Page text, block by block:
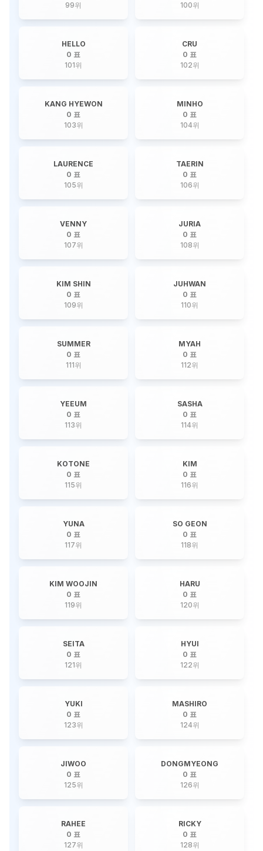
99위
100위
HELLO
0 표
101위
CRU
0 표
102위
KANG HYEWON
0 표
103위
MINHO
0 표
104위
LAURENCE
0 표
105위
TAERIN
0 표
106위
VENNY
0 표
107위
JURIA
0 표
108위
KIM SHIN
0 표
109위
JUHWAN
0 표
110위
SUMMER
0 표
111위
MYAH
0 표
112위
YEEUM
0 표
113위
SASHA
0 표
114위
KOTONE
0 표
115위
KIM
0 표
116위
YUNA
0 표
117위
SO GEON
0 표
118위
KIM WOOJIN
0 표
119위
HARU
0 표
120위
SEITA
0 표
121위
HYUI
0 표
122위
YUKI
0 표
123위
MASHIRO
0 표
124위
JIWOO
0 표
125위
DONGMYEONG
0 표
126위
RAHEE
0 표
127위
RICKY
0 표
128위